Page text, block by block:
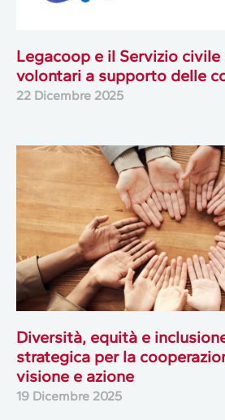
Legacoop e il Servizio
volontari a supporto delle
22 Dicembre 2025
Diversità, equità e
strategica per la
visione e azione
19 Dicembre 2025